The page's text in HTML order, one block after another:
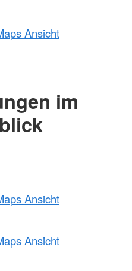
Ansicht
im
Ansicht
Ansicht